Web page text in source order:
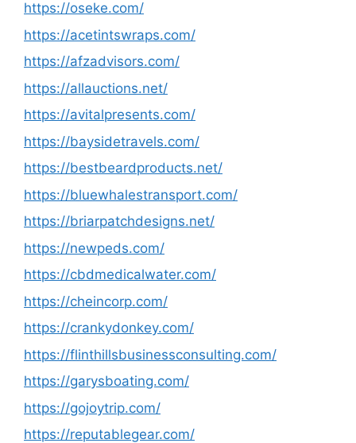
https://oseke.com/
https://acetintswraps.com/
https://afzadvisors.com/
https://allauctions.net/
https://avitalpresents.com/
https://baysidetravels.com/
https://bestbeardproducts.net/
https://bluewhalestransport.com/
https://briarpatchdesigns.net/
https://newpeds.com/
https://cbdmedicalwater.com/
https://cheincorp.com/
https://crankydonkey.com/
https://flinthillsbusinessconsulting.com/
https://garysboating.com/
https://gojoytrip.com/
https://reputablegear.com/